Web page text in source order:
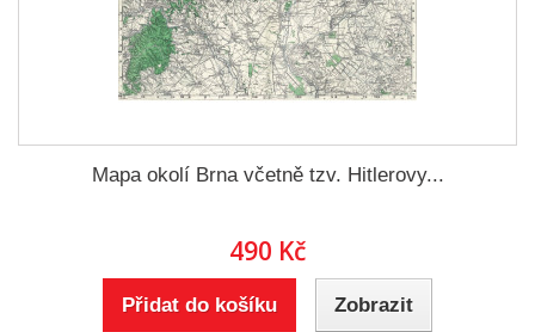
Mapa okolí Brna včetně tzv. Hitlerovy...
490 Kč
Přidat do košíku Zobrazit